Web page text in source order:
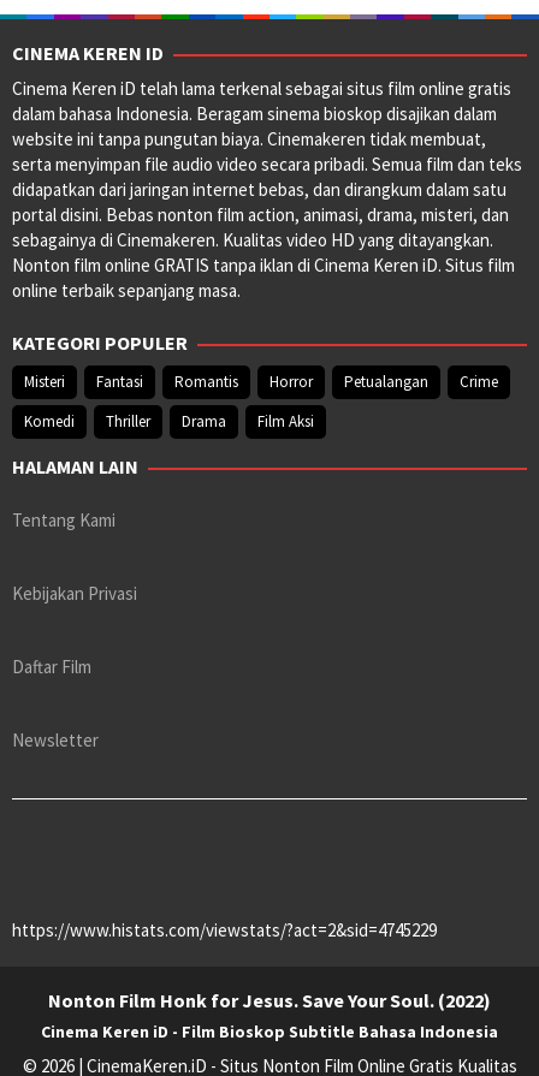
CINEMA KEREN ID
Cinema Keren iD telah lama terkenal sebagai situs film online gratis
dalam bahasa Indonesia. Beragam sinema bioskop disajikan dalam
website ini tanpa pungutan biaya. Cinemakeren tidak membuat,
serta menyimpan file audio video secara pribadi. Semua film dan teks
didapatkan dari jaringan internet bebas, dan dirangkum dalam satu
portal disini. Bebas nonton film action, animasi, drama, misteri, dan
sebagainya di Cinemakeren. Kualitas video HD yang ditayangkan.
Nonton film online GRATIS tanpa iklan di Cinema Keren iD. Situs film
online terbaik sepanjang masa.
KATEGORI POPULER
Misteri Fantasi Romantis Horror Petualangan
Crime
Komedi
Thriller Drama Film Aksi
HALAMAN LAIN
Tentang Kami
Kebijakan Privasi
Daftar Film
Newsletter
https://www.histats.com/viewstats/?act=2&sid=4745229
Nonton Film Honk for Jesus. Save Your Soul. (2022)
Cinema Keren iD - Film Bioskop Subtitle Bahasa Indonesia
© 2026 | CinemaKeren.iD - Situs Nonton Film Online Gratis Kualitas